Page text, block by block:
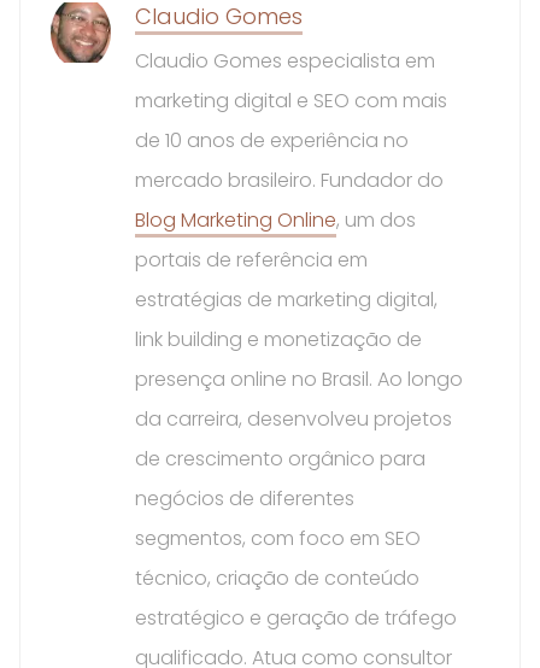
Claudio Gomes
Claudio Gomes especialista em
marketing digital e SEO com mais
de 10 anos de experiência no
mercado brasileiro. Fundador do
Blog Marketing Online, um dos
portais de referência em
estratégias de marketing digital,
link building e monetização de
presença online no Brasil. Ao longo
da carreira, desenvolveu projetos
de crescimento orgânico para
negócios de diferentes
segmentos, com foco em SEO
técnico, criação de conteúdo
estratégico e geração de tráfego
qualificado. Atua como consultor